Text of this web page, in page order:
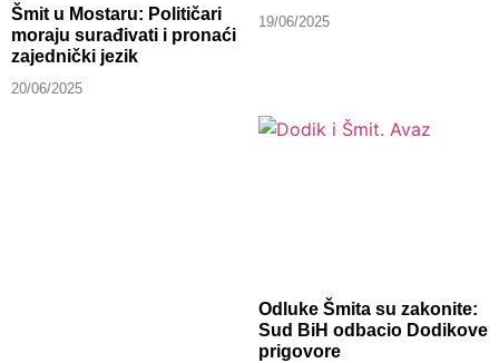
Šmit u Mostaru: Političari
moraju surađivati i pronaći
zajednički jezik
20/06/2025
19/06/2025
Odluke Šmita su zakonite:
Sud BiH odbacio Dodikove
prigovore